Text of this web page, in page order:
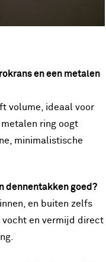
en een metalen
volume, ideaal voor
ring oogt
minimalistische
dennentakken goed?
en buiten zelfs
vocht en vermijd direct